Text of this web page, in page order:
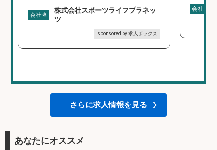
会社名
株式会社スポーツライフプラネッ
ツ
sponsored by 求人ボックス
会社名
さらに求人情報を見る
あなたにオススメ